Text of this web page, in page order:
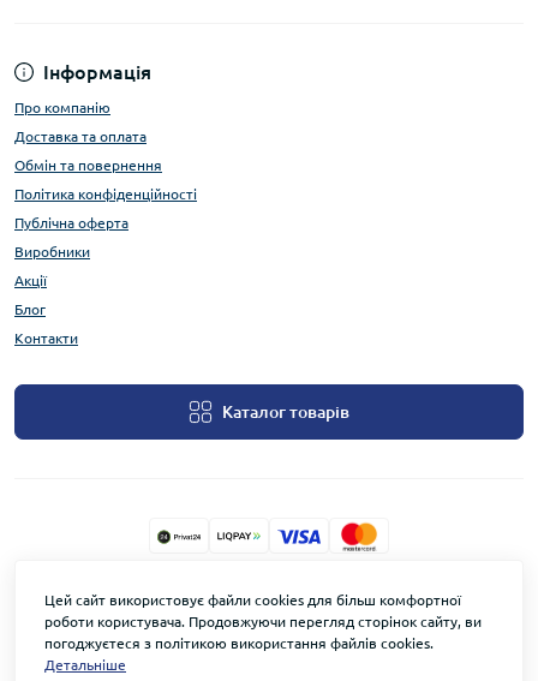
Інформація
Про компанію
Доставка та оплата
Обмін та повернення
Політика конфіденційності
Публічна оферта
Виробники
Акції
Блог
Контакти
Каталог товарів
TOWERSECURITY.STORE © 2026
Цей сайт використовує файли cookies для більш комфортної
роботи користувача. Продовжуючи перегляд сторінок сайту, ви
погоджуєтеся з політикою використання файлів cookies.
Детальніше